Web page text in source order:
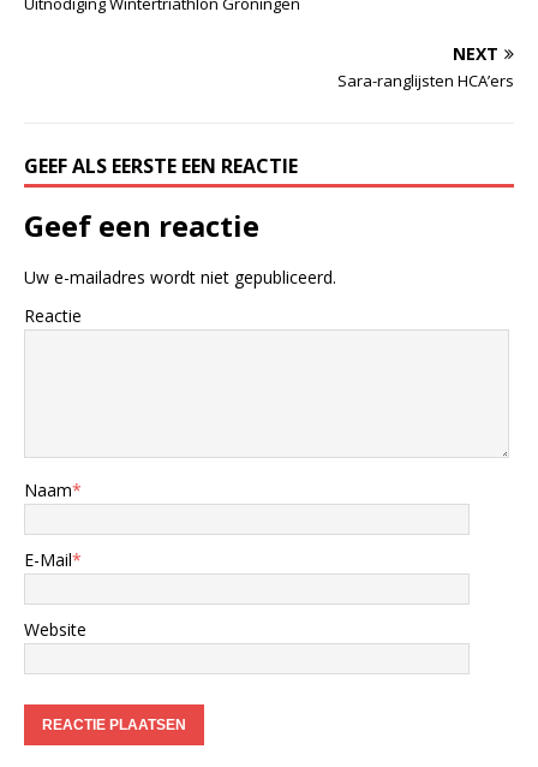
NEXT
Sara-ranglijsten HCA’ers
GEEF ALS EERSTE EEN REACTIE
Geef een reactie
Uw e-mailadres wordt niet gepubliceerd.
Reactie
Naam*
E-Mail*
Website